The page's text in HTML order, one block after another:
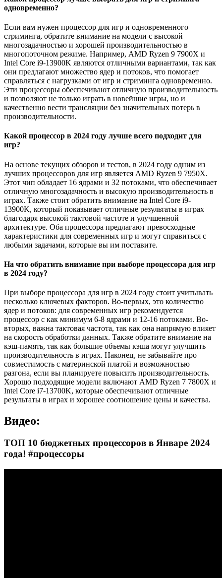
одновременно?
Если вам нужен процессор для игр и одновременного
стриминга, обратите внимание на модели с высокой
многозадачностью и хорошей производительностью в
многопоточном режиме. Например, AMD Ryzen 9 7900X и
Intel Core i9-13900K являются отличными вариантами, так как
они предлагают множество ядер и потоков, что помогает
справляться с нагрузками от игр и стриминга одновременно.
Эти процессоры обеспечивают отличную производительность
и позволяют не только играть в новейшие игры, но и
качественно вести трансляции без значительных потерь в
производительности.
Какой процессор в 2024 году лучше всего подходит для
игр?
На основе текущих обзоров и тестов, в 2024 году одним из
лучших процессоров для игр является AMD Ryzen 9 7950X.
Этот чип обладает 16 ядрами и 32 потоками, что обеспечивает
отличную многозадачность и высокую производительность в
играх. Также стоит обратить внимание на Intel Core i9-
13900K, который показывает отличные результаты в играх
благодаря высокой тактовой частоте и улучшенной
архитектуре. Оба процессора предлагают превосходные
характеристики для современных игр и могут справиться с
любыми задачами, которые вы им поставите.
На что обратить внимание при выборе процессора для игр
в 2024 году?
При выборе процессора для игр в 2024 году стоит учитывать
несколько ключевых факторов. Во-первых, это количество
ядер и потоков: для современных игр рекомендуется
процессор с как минимум 6-8 ядрами и 12-16 потоками. Во-
вторых, важна тактовая частота, так как она напрямую влияет
на скорость обработки данных. Также обратите внимание на
кэш-память, так как большие объемы кэша могут улучшить
производительность в играх. Наконец, не забывайте про
совместимость с материнской платой и возможностью
разгона, если вы планируете повысить производительность.
Хорошо подходящие модели включают AMD Ryzen 7 7800X и
Intel Core i7-13700K, которые обеспечивают отличные
результаты в играх и хорошее соотношение цены и качества.
Видео:
ТОП 10 бюджетных процессоров в Январе 2024
года! #процессоры